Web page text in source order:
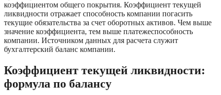
коэффициентом общего покрытия. Коэффициент текущей
ликвидности отражает способность компании погасить
текущие обязательства за счет оборотных активов. Чем выше
значение коэффициента, тем выше платежеспособность
компании. Источником данных для расчета служит
бухгалтерский баланс компании.
Коэффициент текущей ликвидности:
формула по балансу